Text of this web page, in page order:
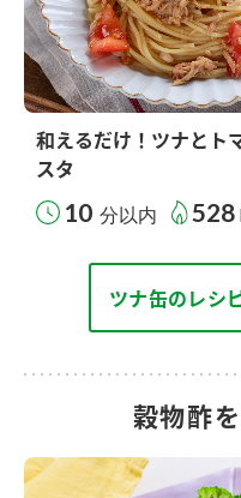
和えるだけ！ツナとト
スタ
10 分以内 528
ツナ缶のレシ
穀物酢